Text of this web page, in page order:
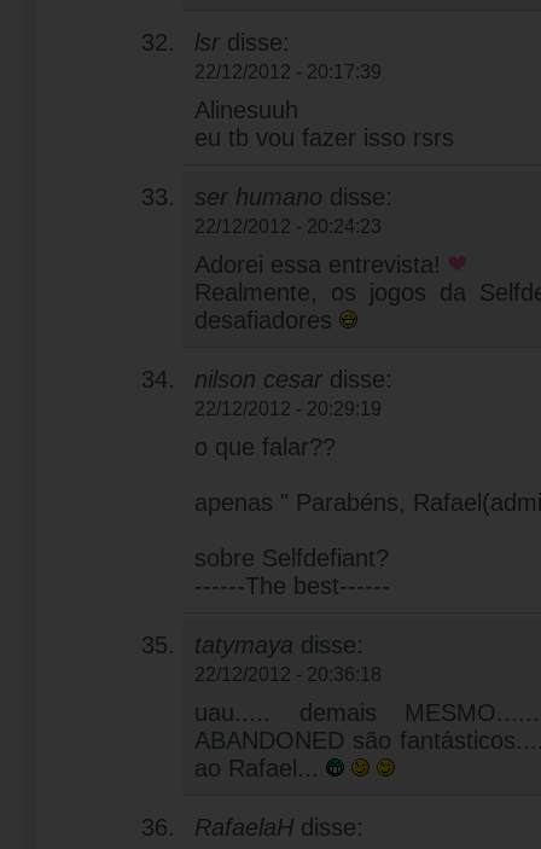
lsr disse:
22/12/2012 - 20:17:39
Alinesuuh
eu tb vou fazer isso rsrs
ser humano disse:
22/12/2012 - 20:24:23
Adorei essa entrevista!
Realmente, os jogos da
desafiadores
nilson cesar disse:
22/12/2012 - 20:29:19
o que falar??
apenas " Parabéns,
sobre Selfdefiant?
------The best------
tatymaya disse:
22/12/2012 - 20:36:18
uau..... demais
ABANDONED são
ao Rafael...
RafaelaH disse: